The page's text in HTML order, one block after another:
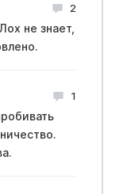
2
не знает,
1